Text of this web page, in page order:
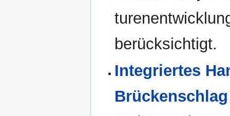
berücksichtigt.
Integriertes
Brückenschlag